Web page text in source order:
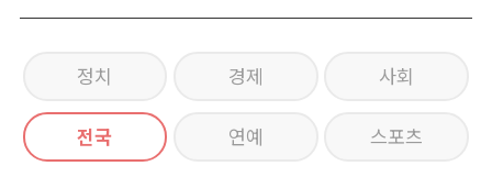
정치 경제 사회
전국 연예 스포츠